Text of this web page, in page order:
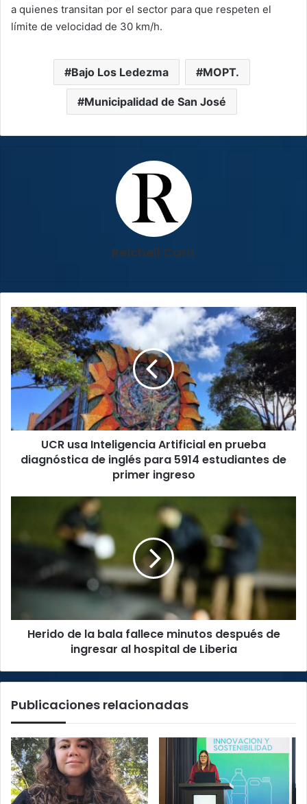
a quienes transitan por el sector para que respeten el
límite de velocidad de 30 km/h.
Bajo Los Ledezma MOPT.
Municipalidad de San José
Reichell Carit
UCR
usa
Inteligencia
Artificial
en
prueba
diagnóstica
inglés
5914
UCR usa Inteligencia Artificial en prueba
diagnóstica de inglés para 5914 estudiantes de
primer ingreso
bala
después
ingresar
Herido de la bala fallece minutos después de
ingresar al hospital de Liberia
Publicaciones relacionadas